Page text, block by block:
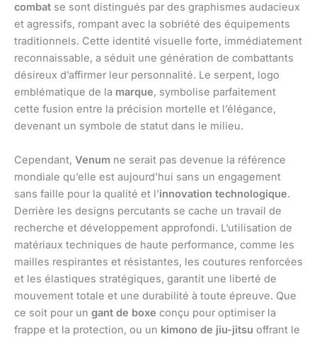
combat se sont distingués par des graphismes audacieux
et agressifs, rompant avec la sobriété des équipements
traditionnels. Cette identité visuelle forte, immédiatement
reconnaissable, a séduit une génération de combattants
désireux d’affirmer leur personnalité. Le serpent, logo
emblématique de la marque, symbolise parfaitement
cette fusion entre la précision mortelle et l’élégance,
devenant un symbole de statut dans le milieu.
Cependant, Venum ne serait pas devenue la référence
mondiale qu’elle est aujourd’hui sans un engagement
sans faille pour la qualité et l’innovation technologique.
Derrière les designs percutants se cache un travail de
recherche et développement approfondi. L’utilisation de
matériaux techniques de haute performance, comme les
mailles respirantes et résistantes, les coutures renforcées
et les élastiques stratégiques, garantit une liberté de
mouvement totale et une durabilité à toute épreuve. Que
ce soit pour un gant de boxe conçu pour optimiser la
frappe et la protection, ou un kimono de jiu-jitsu offrant le